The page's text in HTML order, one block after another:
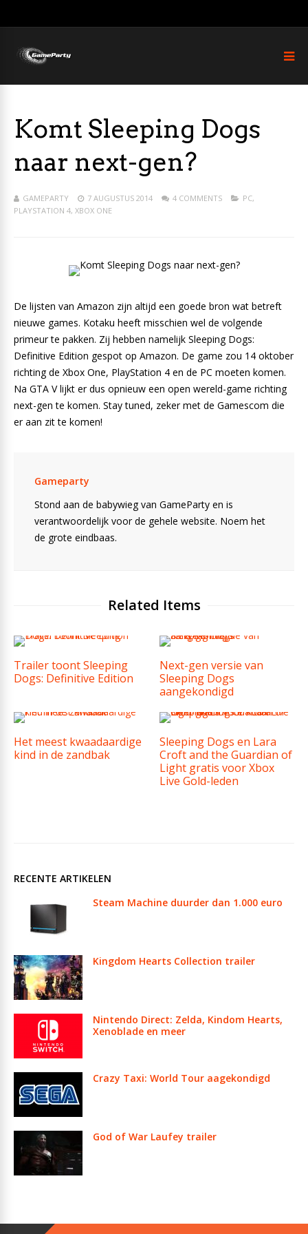
Komt Sleeping Dogs
naar next-gen?
GAMEPARTY 7 AUGUSTUS 2014 4 COMMENTS PC,
PLAYSTATION 4, XBOX ONE
De lijsten van Amazon zijn altijd een goede bron wat betreft
nieuwe games. Kotaku heeft misschien wel de volgende
primeur te pakken. Zij hebben namelijk Sleeping Dogs:
Definitive Edition gespot op Amazon. De game zou 14 oktober
richting de Xbox One, PlayStation 4 en de PC moeten komen.
Na GTA V lijkt er dus opnieuw een open wereld-game richting
next-gen te komen. Stay tuned, zeker met de Gamescom die
er aan zit te komen!
Gameparty
Stond aan de babywieg van GameParty en is
verantwoordelijk voor de gehele website. Noem het
de grote eindbaas.
Related Items
Trailer toont Sleeping
Dogs: Definitive Edition
Next-gen versie van
Sleeping Dogs
aangekondigd
Het meest kwaadaardige
kind in de zandbak
Sleeping Dogs en Lara
Croft and the Guardian of
Light gratis voor Xbox
Live Gold-leden
RECENTE ARTIKELEN
Steam Machine duurder dan 1.000 euro
Kingdom Hearts Collection trailer
Nintendo Direct: Zelda, Kindom Hearts,
Xenoblade en meer
Crazy Taxi: World Tour aagekondigd
God of War Laufey trailer